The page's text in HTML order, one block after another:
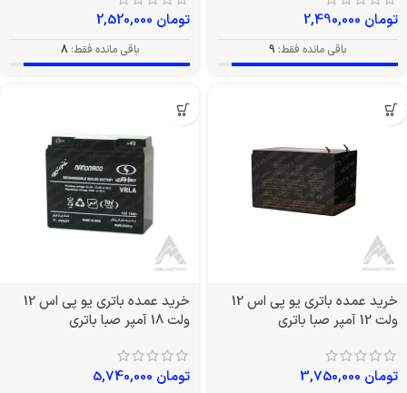
تومان
باقی مانده فقط: 9
تومان
باقی مانده فقط: 8
خرید عمده باتری یو پی اس 12
ولت 12 آمپر صبا باتری
تومان
خرید عمده باتری یو پی اس 12
ولت 18 آمپر صبا باتری
تومان